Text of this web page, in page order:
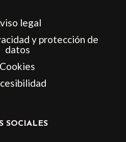
legal
y protección de
datos
Cookies
SOCIALES